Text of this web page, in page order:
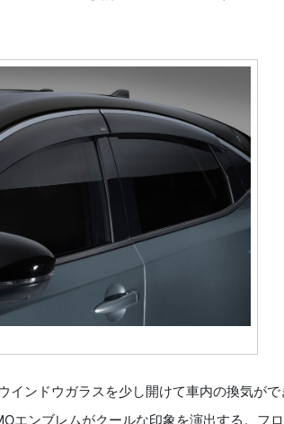
ンドウガラスを少し開けて車内の換気がで
エンブレムがクールな印象を演出する。フ